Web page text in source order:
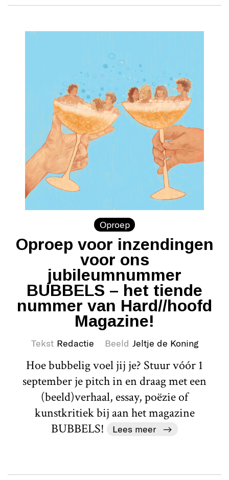
Oproep
Oproep voor inzendingen
voor ons
jubileumnummer
BUBBELS – het tiende
nummer van Hard//hoofd
Magazine!
Tekst Redactie Beeld Jeltje de Koning
Hoe bubbelig voel jij je? Stuur vóór 1
september je pitch in en draag met een
(beeld)verhaal, essay, poëzie of
kunstkritiek bij aan het magazine
BUBBELS!
Lees meer